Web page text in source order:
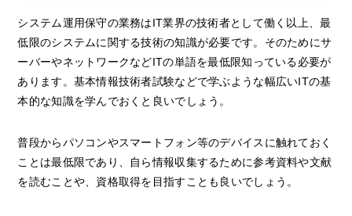
システム運用保守の業務はIT業界の技術者として働く以上、最
低限のシステムに関する技術の知識が必要です。そのためにサ
ーバーやネットワークなどITの単語を最低限知っている必要が
あります。基本情報技術者試験などで学ぶような幅広いITの基
本的な知識を学んでおくと良いでしょう。
普段からパソコンやスマートフォン等のデバイスに触れておく
ことは最低限であり、自ら情報収集するために参考資料や文献
を読むことや、資格取得を目指すことも良いでしょう。